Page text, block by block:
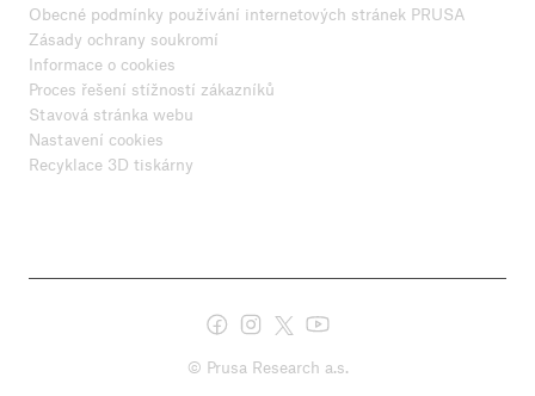
Obecné podmínky používání internetových stránek PRUSA
Zásady ochrany soukromí
Informace o cookies
Proces řešení stížností zákazníků
Stavová stránka webu
Nastavení cookies
Recyklace 3D tiskárny
© Prusa Research a.s.